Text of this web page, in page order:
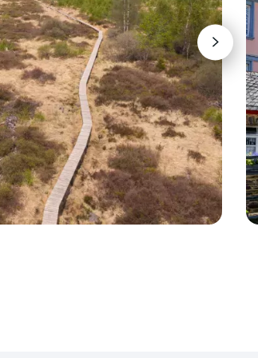
wij je om deze reis te
minimaal 24 versnellingen.
beklimmingen.
bike of een e-bike.